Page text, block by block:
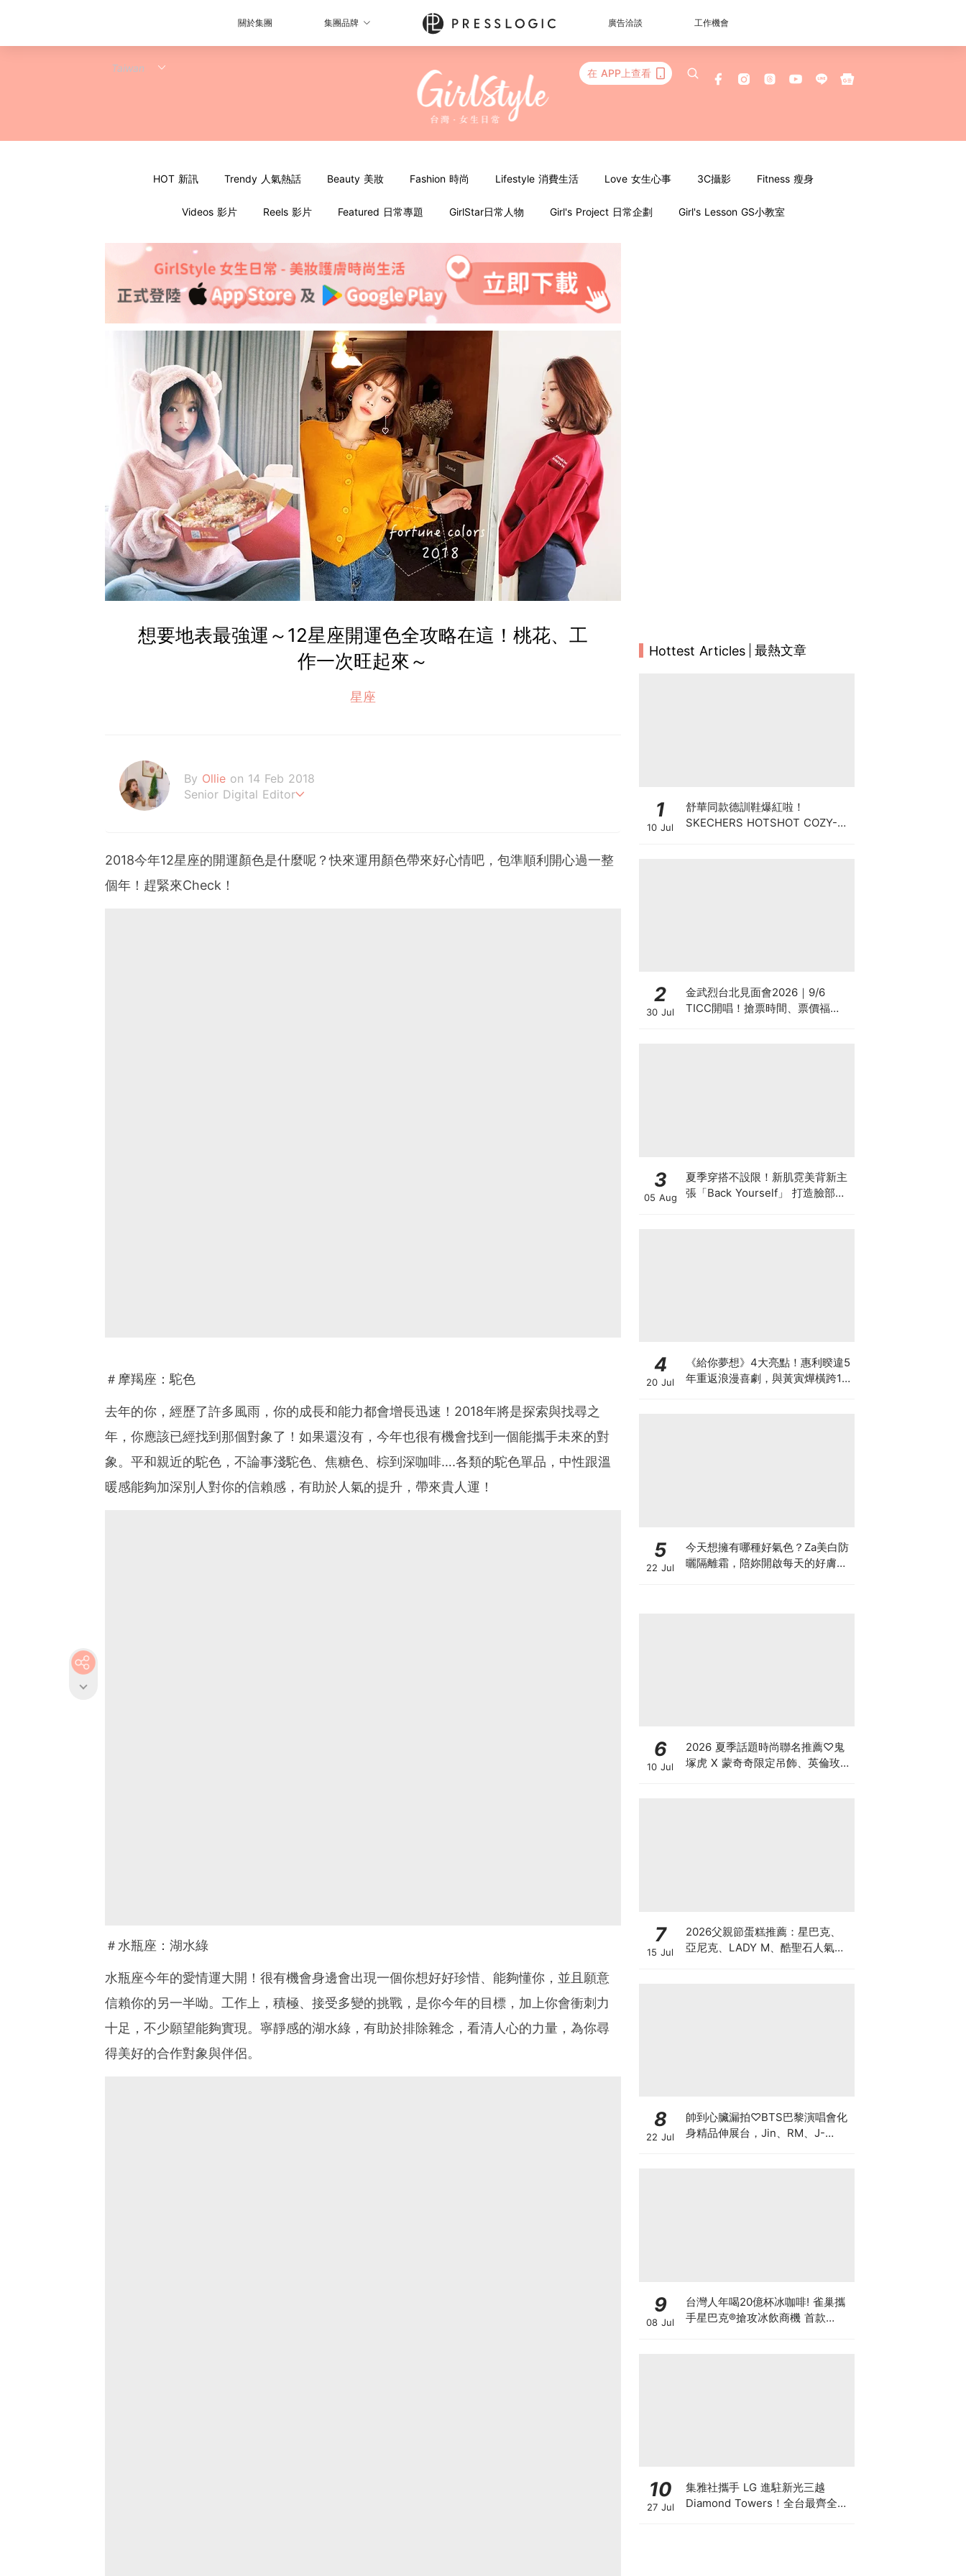
關於集團 集團品牌 廣告洽談 工作機會
在 APP上查看
HOT 新訊 Trendy 人氣熱話 Beauty 美妝 Fashion 時尚 Lifestyle 消費生活 Love 女生心事 3C攝影 Fitness 瘦身
Videos 影片 Reels 影片 Featured 日常專題 GirlStar日常人物 Girl's Project 日常企劃 Girl's Lesson GS小教室
想要地表最強運～12星座開運色全攻略在這！桃花、工
作一次旺起來～
星座
By Ollie on 14 Feb 2018
Senior Digital Editor
2018今年12星座的開運顏色是什麼呢？快來運用顏色帶來好心情吧，包準順利開心過一整
個年！ 趕緊來Check！
＃摩羯座：駝色
去年的你，經歷了許多風雨，你的成長和能力都會增長迅速！ 2018年將是探索與找尋之
年，你應該已經找到那個對象了！如果還沒有，今年也很有機會找到一個能攜手未來的對
象。平和親近的駝色，不論事淺駝色、焦糖色、棕到深咖啡….各類的駝色單品，中性跟溫
暖感能夠加深別人對你的信賴感，有助於人氣的提升，帶來貴人運！
＃水瓶座：湖水綠
水瓶座今年的愛情運大開！很有機會身邊會出現一個你想好好珍惜、能夠懂你，並且願意
信賴你的另一半呦。工作上，積極、接受多變的挑戰，是你今年的目標，加上你會衝刺力
十足，不少願望能夠實現。寧靜感的湖水綠，有助於排除雜念，看清人心的力量，為你尋
得美好的合作對象與伴侶。
Hottest Articles 最熱文章
1
10 Jul
舒華同款德訓鞋爆紅啦！
SKECHERS HOTSHOT COZY-
2
30 Jul
金武烈台北見面會2026｜9/6
TICC開唱！搶票時間、票價福
3
05 Aug
夏季穿搭不設限！新肌霓美背新主
張「Back Yourself」 打造臉部級
4
20 Jul
《給你夢想》4大亮點！惠利暌違5
年重返浪漫喜劇，與黃寅燁橫跨15
5
22 Jul
今天想擁有哪種好氣色？Za美白防
曬隔離霜，陪妳開啟每天的好膚
6
10 Jul
2026 夏季話題時尚聯名推薦♡鬼
塚虎 X 蒙奇奇限定吊飾、英倫玫瑰
7
15 Jul
2026父親節蛋糕推薦：星巴克、
亞尼克、LADY M、酷聖石人氣特
8
22 Jul
帥到心臟漏拍♡BTS巴黎演唱會化
身精品伸展台，Jin、RM、J-
9
08 Jul
台灣人年喝20億杯冰咖啡! 雀巢攜
手星巴克®搶攻冰飲商機 首款
10
27 Jul
集雅社攜手 LG 進駐新光三越
Diamond Towers！全台最齊全